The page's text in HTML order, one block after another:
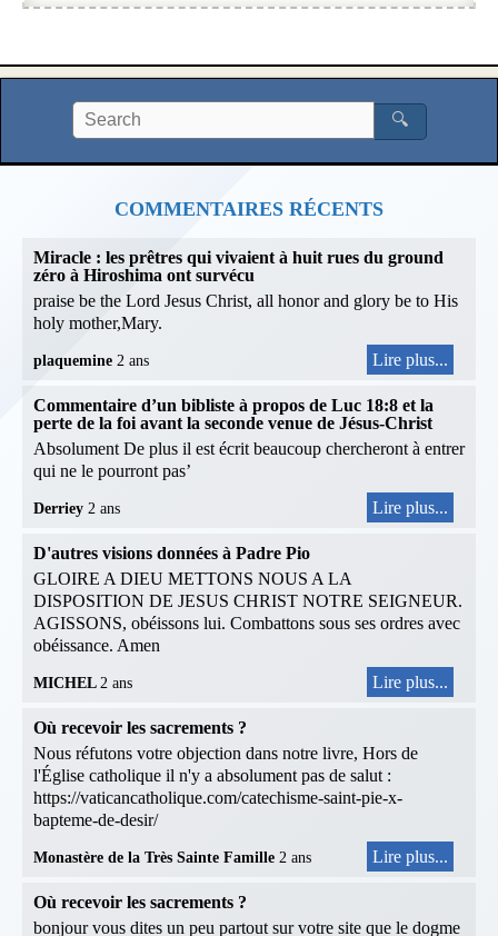
🔍
COMMENTAIRES RÉCENTS
Miracle : les prêtres qui vivaient à huit rues du ground
zéro à Hiroshima ont survécu
praise be the Lord Jesus Christ, all honor and glory be to His
holy mother,Mary.
plaquemine 2 ans Lire plus...
Commentaire d’un bibliste à propos de Luc 18:8 et la
perte de la foi avant la seconde venue de Jésus-Christ
Absolument De plus il est écrit beaucoup chercheront à entrer
qui ne le pourront pas’
Derriey 2 ans Lire plus...
D'autres visions données à Padre Pio
GLOIRE A DIEU METTONS NOUS A LA
DISPOSITION DE JESUS CHRIST NOTRE SEIGNEUR.
AGISSONS, obéissons lui. Combattons sous ses ordres avec
obéissance. Amen
MICHEL 2 ans Lire plus...
Où recevoir les sacrements ?
Nous réfutons votre objection dans notre livre, Hors de
l'Église catholique il n'y a absolument pas de salut :
https://vaticancatholique.com/catechisme-saint-pie-x-
bapteme-de-desir/
Monastère de la Très Sainte Famille 2 ans Lire plus...
Où recevoir les sacrements ?
bonjour vous dites un peu partout sur votre site que le dogme